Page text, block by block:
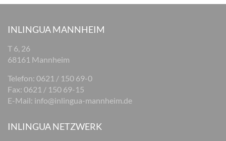
INLINGUA MANNHEIM
T 6, 26
68161 Mannheim
Telefon: 0621 / 150 69-0
Fax: 0621 / 150 69-15
E-Mail: info@inlingua-mannheim.de
INLINGUA NETZWERK